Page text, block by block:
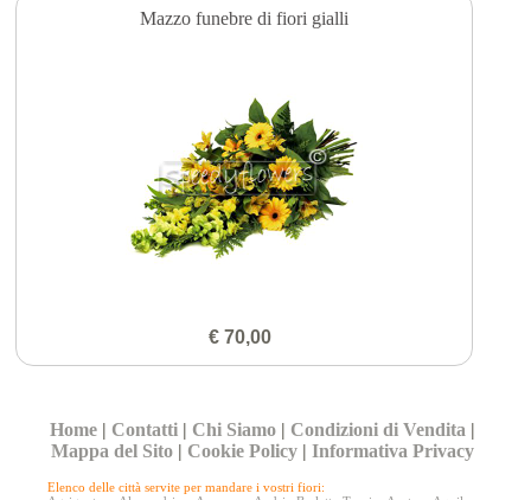
Mazzo funebre di fiori gialli
€ 70,00
Home | Contatti | Chi Siamo | Condizioni di Vendita |
Mappa del Sito | Cookie Policy |Informativa Privacy
Elenco delle città servite per mandare i vostri fiori: